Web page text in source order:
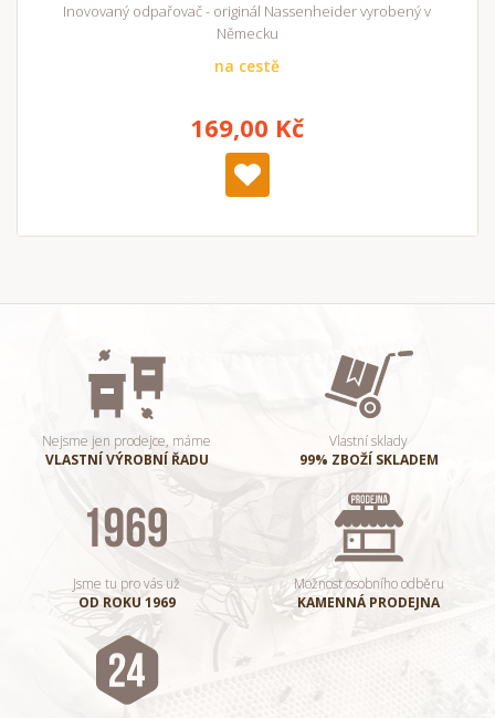
Inovovaný odpařovač - originál Nassenheider vyrobený v
Německu
na cestě
169,00 Kč
Nejsme jen prodejce, máme
VLASTNÍ VÝROBNÍ ŘADU
Vlastní sklady
99% ZBOŽÍ SKLADEM
Jsme tu pro vás už
OD ROKU 1969
Možnost osobního odběru
KAMENNÁ PRODEJNA